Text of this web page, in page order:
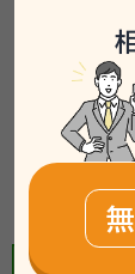
桃山御陵